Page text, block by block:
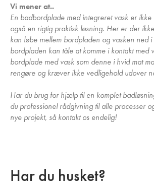
Vi mener at..
En badbordplade med integreret vask er
også en rigtig praktisk løsning. Her er der
kan løbe mellem bordpladen og vasken ned
bordpladen kan tåle at komme i kontakt med
bordplade med vask som denne i hvid mat
rengøre og kræver ikke vedligehold udover
Har du brug for hjælp til en komplet
du professionel rådgivning til alle processer
nye projekt, så kontakt os endelig!
Har du husket?